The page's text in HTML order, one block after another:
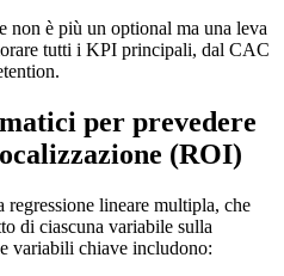
non è più un optional ma una leva
tutti i KPI principali, dal CAC
per prevedere
(ROI)
lineare multipla, che
di ciascuna variabile sulla
variabili chiave includono: